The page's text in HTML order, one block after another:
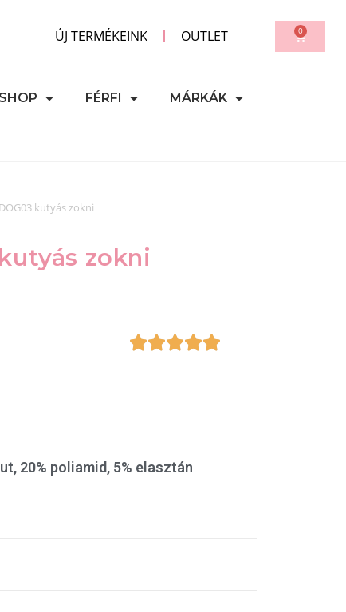
ÚJ TERMÉKEINK OUTLET 0
FÉRFI MÁRKÁK
kutyás zokni
zokni

20% poliamid, 5% elasztán